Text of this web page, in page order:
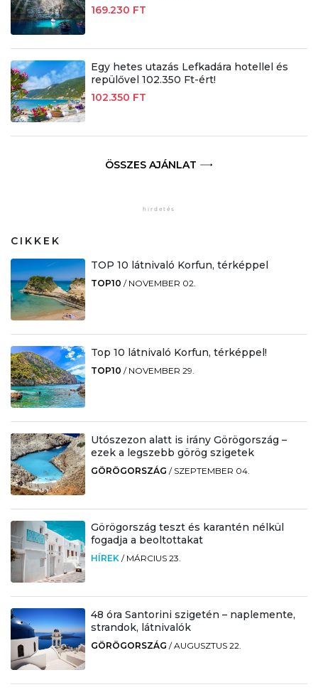
169.230 FT
Egy hetes utazás Lefkadára hotellel és
repülővel 102.350 Ft-ért!
102.350 FT
ÖSSZES AJÁNLAT
CIKKEK
TOP 10 látnivaló Korfun, térképpel
TOP10 / NOVEMBER 02.
Top 10 látnivaló Korfun, térképpel!
TOP10 / NOVEMBER 29.
Utószezon alatt is irány Görögország –
ezek a legszebb görög szigetek
GÖRÖGORSZÁG / SZEPTEMBER 04.
Görögország teszt és karantén nélkül
fogadja a beoltottakat
HÍREK / MÁRCIUS 23.
48 óra Santorini szigetén – naplemente,
strandok, látnivalók
GÖRÖGORSZÁG /AUGUSZTUS 22.